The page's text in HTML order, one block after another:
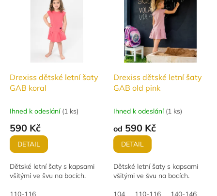
Drexiss dětské letní šaty
GAB koral
Ihned k odeslání (1 ks)
590 Kč
DETAIL
Dětské letní šaty s kapsami
všitými ve švu na bocích.
110-116
Drexiss dětské letní šaty
GAB old pink
Ihned k odeslání (1 ks)
od 590 Kč
DETAIL
Dětské letní šaty s kapsami
všitými ve švu na bocích.
104 110-116 140-146